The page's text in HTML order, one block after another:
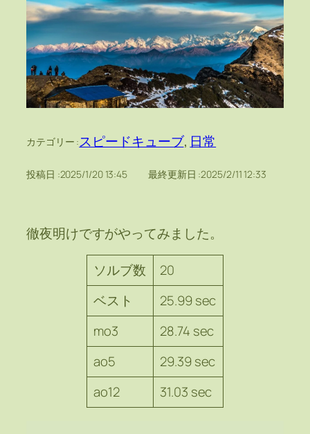
カテゴリー :スピードキューブ, 日常
投稿日 :2025/1/20 13:45 最終更新日 :2025/2/11 12:33
徹夜明けですがやってみました。
ソルブ数
20
ベスト
25.99 sec
mo3
28.74 sec
ao5
29.39 sec
ao12
31.03 sec